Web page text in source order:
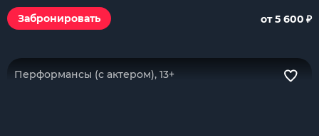
Забронировать
от 5 600 ₽
Перформансы (с актером), 13+